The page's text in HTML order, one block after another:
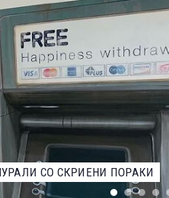
ОД НАТПРЕВАРОТ ЗА